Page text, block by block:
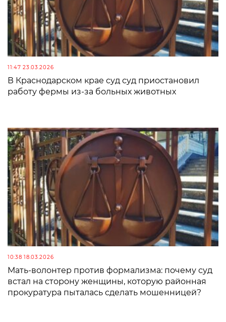
11:47 23.03.2026
В Краснодарском крае суд суд приостановил
работу фермы из-за больных животных
10:38 18.03.2026
Мать-волонтер против формализма: почему суд
встал на сторону женщины, которую районная
прокуратура пыталась сделать мошенницей?